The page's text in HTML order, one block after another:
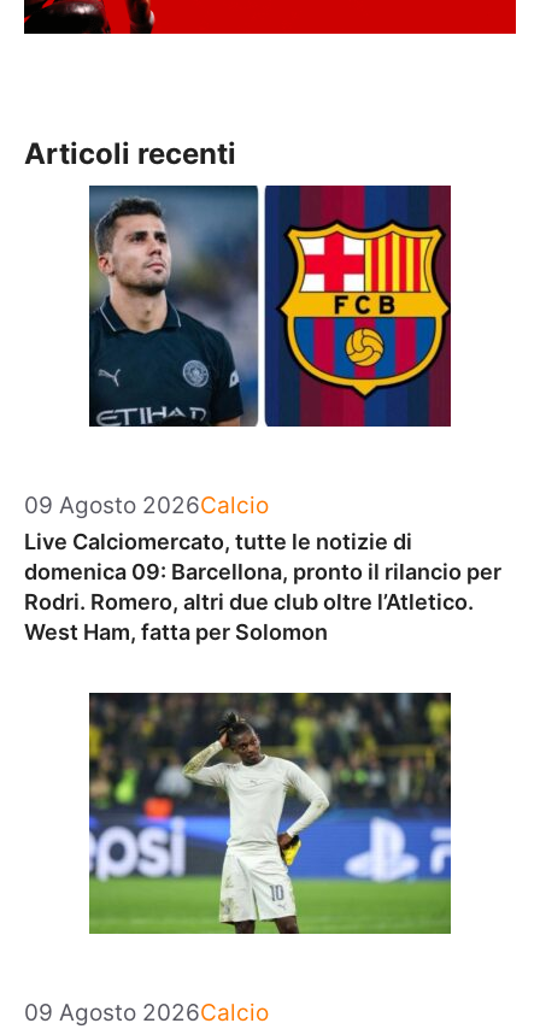
Articoli recenti
09 Agosto 2026Categorie
Calcio
Live Calciomercato, tutte le notizie di
domenica 09: Barcellona, pronto il rilancio per
Rodri. Romero, altri due club oltre l’Atletico.
West Ham, fatta per Solomon
09 Agosto 2026Categorie
Calcio